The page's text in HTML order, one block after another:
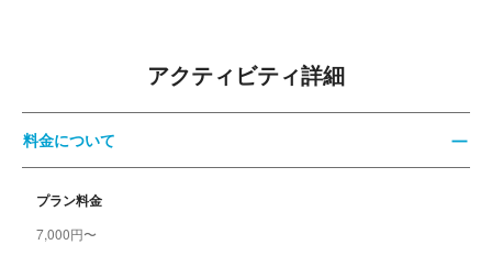
アクティビティ詳細
料金について
プラン料金
7,000円〜